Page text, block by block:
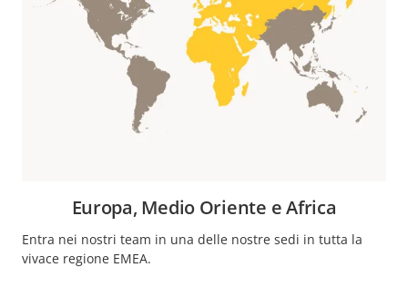
Europa, Medio Oriente e Africa
Entra nei nostri team in una delle nostre sedi in tutta la
vivace regione EMEA.